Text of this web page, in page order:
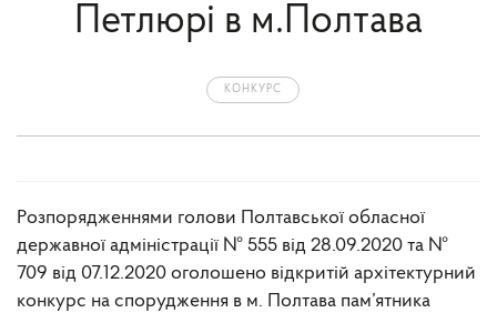
Петлюрі в м.Полтава
КОНКУРС
Розпорядженнями голови Полтавської обласної
державної адміністрації № 555 від 28.09.2020 та №
709 від 07.12.2020 оголошено відкритій архітектурний
конкурс на спорудження в м. Полтава пам’ятника